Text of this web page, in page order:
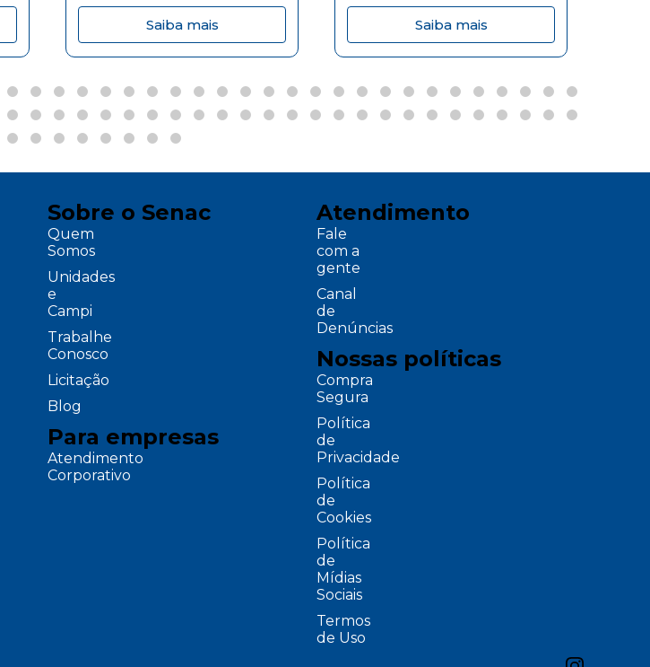
Saiba mais Saiba mais
Sobre o Senac
Quem
Somos
Unidades
e
Campi
Trabalhe
Conosco
Licitação
Blog
Para empresas
Atendimento
Corporativo
Atendimento
Fale
com a
gente
Canal
de
Denúncias
Nossas políticas
Compra
Segura
Política
de
Privacidade
Política
de
Cookies
Política
de
Mídias
Sociais
Termos
de Uso